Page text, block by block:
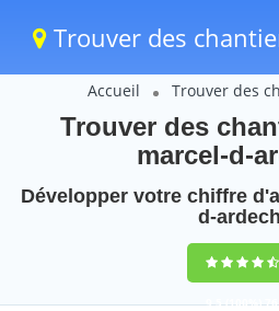
Trouver des
Accueil Trouver des
Trouver des
marcel-d-
Développer votre chiffre
d-
9,5(100%)76